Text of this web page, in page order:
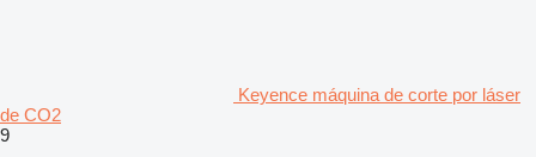
Keyence máquina de corte por láser
de CO2
9